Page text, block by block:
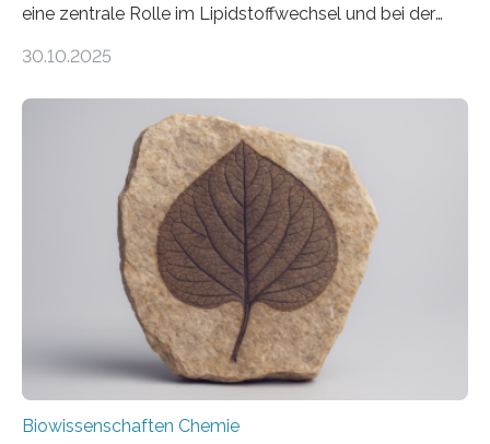
eine zentrale Rolle im Lipidstoffwechsel und bei der
erfüllen können, müssen zahlreiche Enzyme präzise in
der Ruhr-Universität Bochum um Prof. Dr. Ralf Erdmann
und Dr. Ismaila Francis Yusuf hat nun einen bislang
unbekannten Qualitätskontrollmechanismus des
peroxisomalen Proteintransports in der Bäckerhefe
Saccharomyces cerevisiae entdeckt, der für die
Funktionsfähigkeit der Organellen entscheidend ist. Die
Studie wurde am 28. Oktober 2025 in der
Fachzeitschrift…
30.10.2025
Biowissenschaften Chemie